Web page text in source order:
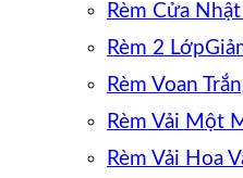
Rèm Cửa
Rèm 2 Lớp
Rèm Voan
Rèm Vải Một
Rèm Vải Hoa